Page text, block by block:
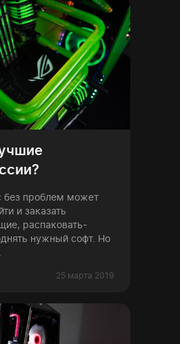
без проблем может
и заказать
распаковать-
нужный софт. Но
25 марта 2019